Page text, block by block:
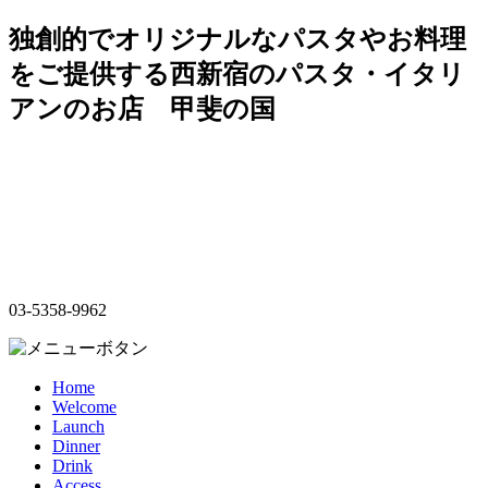
独創的でオリジナルなパスタやお料理
をご提供する西新宿のパスタ・イタリ
アンのお店 甲斐の国
03-5358-9962
Home
Welcome
Launch
Dinner
Drink